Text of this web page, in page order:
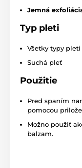
Jemná
Typ pleti
Všetky typy pleti
Suchá pleť
Použitie
Pred spaním
pomocou
Možno použiť
balzam.